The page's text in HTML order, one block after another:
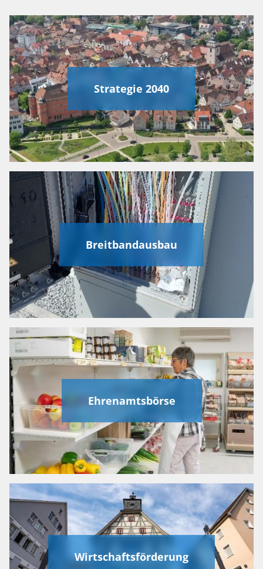
Strategie 2040
Breitbandausbau
Ehrenamtsbörse
Wirtschaftsförderung